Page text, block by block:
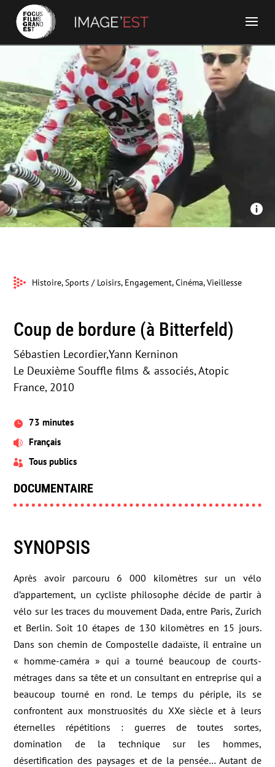
Le Deuxième Souffle films & associés, Atopic - Coup de
bordure (à Bitterfeld)

Histoire, Sports / Loisirs, Engagement, Cinéma, Vieillesse
Coup de bordure (à Bitterfeld)
Sébastien Lecordier,Yann Kerninon
Le Deuxième Souffle films & associés, Atopic
France, 2010
 73 minutes
 Français
 Tous publics
DOCUMENTAIRE
SYNOPSIS
Après avoir parcouru 6 000 kilomètres sur un vélo
d’appartement, un cycliste philosophe décide de partir à
vélo sur les traces du mouvement Dada, entre Paris, Zurich
et Berlin. Soit 10 étapes de 130 kilomètres en 15 jours.
Dans son chemin de Compostelle dadaïste, il entraîne un
« homme-caméra » qui a tourné beaucoup de courts-
métrages dans sa tête et un consultant en entreprise qui a
beaucoup tourné en rond. Le temps du périple, ils se
confrontent aux monstruosités du XXe siècle et à leurs
éternelles répétitions : guerres de toutes sortes,
domination de la technique sur les hommes,
désertification des paysages et de la pensée… Autant de